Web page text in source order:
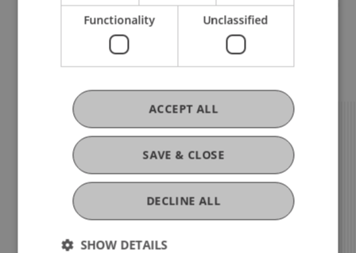
Publikation
Functionality Unclassified
SAVE & CLOSE
ACCEPT ALL
DECLINE ALL
SHOW DETAILS